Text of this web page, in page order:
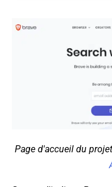
Page d'accueil du